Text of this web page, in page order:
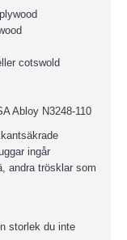
cotswold
Abloy N3248-110
ingår
andra trösklar som
storlek du inte